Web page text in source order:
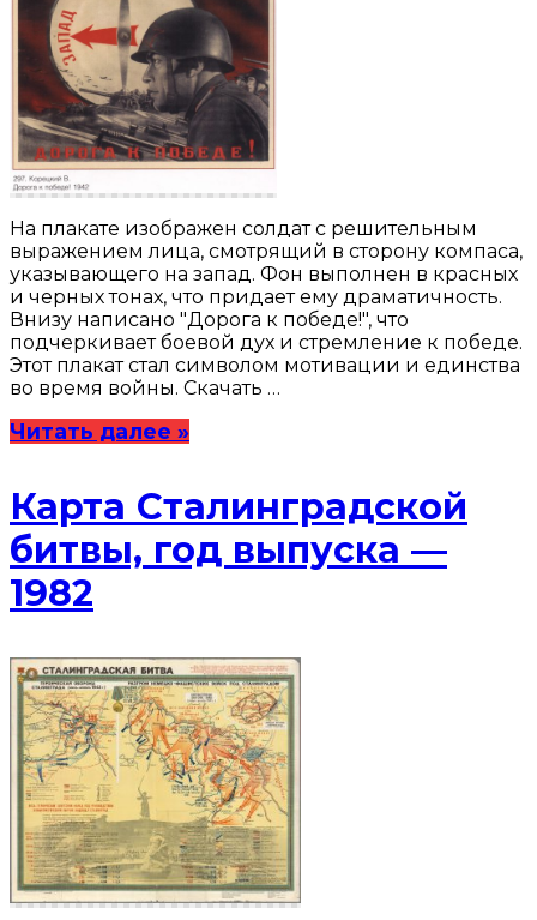
На плакате изображен солдат с решительным
выражением лица, смотрящий в сторону компаса,
указывающего на запад. Фон выполнен в красных
и черных тонах, что придает ему драматичность.
Внизу написано "Дорога к победе!", что
подчеркивает боевой дух и стремление к победе.
Этот плакат стал символом мотивации и единства
во время войны. Скачать …
Читать далее »
Карта Сталинградской
битвы, год выпуска —
1982